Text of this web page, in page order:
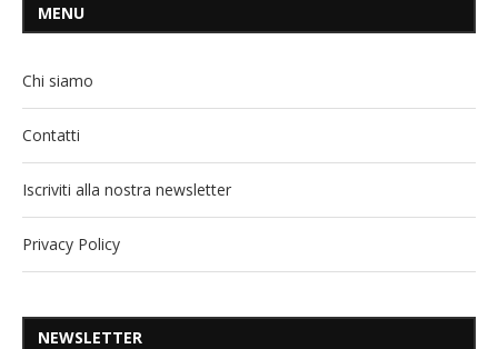
MENU
Chi siamo
Contatti
Iscriviti alla nostra newsletter
Privacy Policy
NEWSLETTER